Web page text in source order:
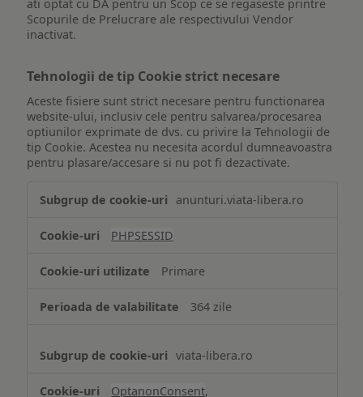
ati optat cu DA pentru un Scop ce se regaseste printre
Scopurile de Prelucrare ale respectivului Vendor
inactivat.
Tehnologii de tip Cookie strict necesare
Aceste fisiere sunt strict necesare pentru functionarea
website-ului, inclusiv cele pentru salvarea/procesarea
optiunilor exprimate de dvs. cu privire la Tehnologii de
tip Cookie. Acestea nu necesita acordul dumneavoastra
pentru plasare/accesare si nu pot fi dezactivate.
de
Cookie
necesare
anunturi.viata-libera.ro
PHPSESSID
Primare
364 zile
viata-libera.ro
OptanonConsent,